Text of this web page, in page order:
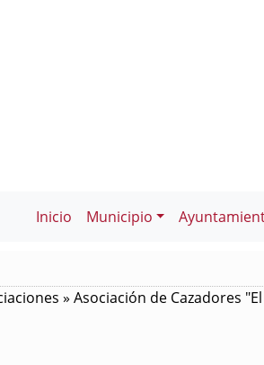
Inicio Municipio
» Asociación de Cazadores